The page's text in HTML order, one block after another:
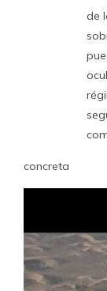
de
concreta